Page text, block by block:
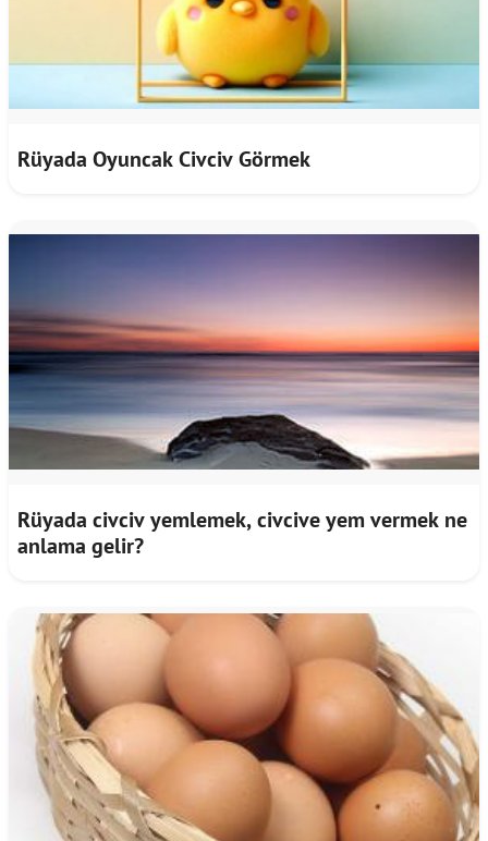
Rüyada Oyuncak Civciv Görmek
Rüyada civciv yemlemek, civcive yem vermek ne
anlama gelir?